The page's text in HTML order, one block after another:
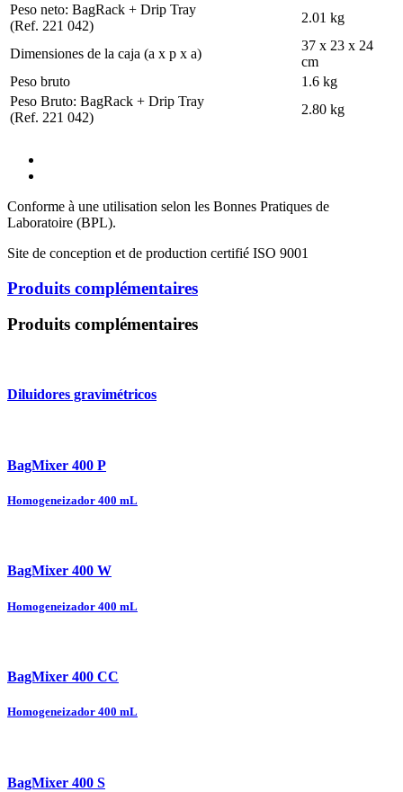
Peso neto: BagRack + Drip Tray
(Ref. 221 042)
2.01 kg
Dimensiones de la caja (a x p x a)
37 x 23 x 24
cm
Peso bruto
1.6 kg
Peso Bruto: BagRack + Drip Tray
(Ref. 221 042)
2.80 kg
Conforme à une utilisation selon les Bonnes Pratiques de
Laboratoire (BPL).
Site de conception et de production certifié ISO 9001
Produits complémentaires
Produits complémentaires
Diluidores gravimétricos
BagMixer 400 P
Homogeneizador 400 mL
BagMixer 400 W
Homogeneizador 400 mL
BagMixer 400 CC
Homogeneizador 400 mL
BagMixer 400 S